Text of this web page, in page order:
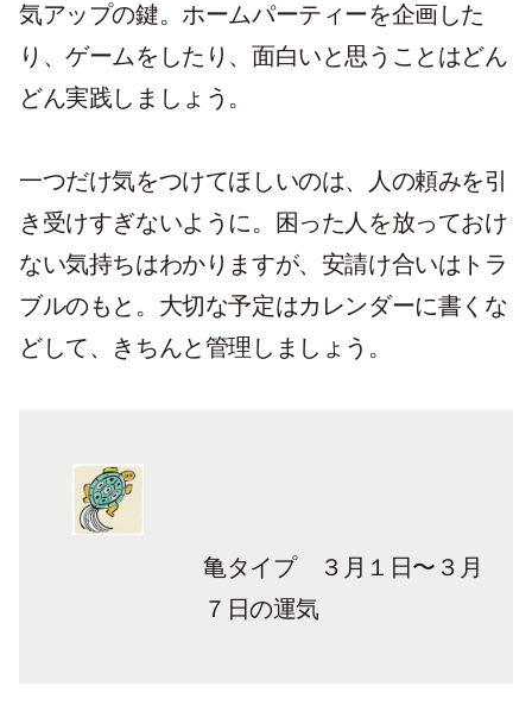
気アップの鍵。ホームパーティーを企画した
り、ゲームをしたり、面白いと思うことはどん
どん実践しましょう。
一つだけ気をつけてほしいのは、人の頼みを引
き受けすぎないように。困った人を放っておけ
ない気持ちはわかりますが、安請け合いはトラ
ブルのもと。大切な予定はカレンダーに書くな
どして、きちんと管理しましょう。
亀タイプ ３月１日〜３月
７日の運気